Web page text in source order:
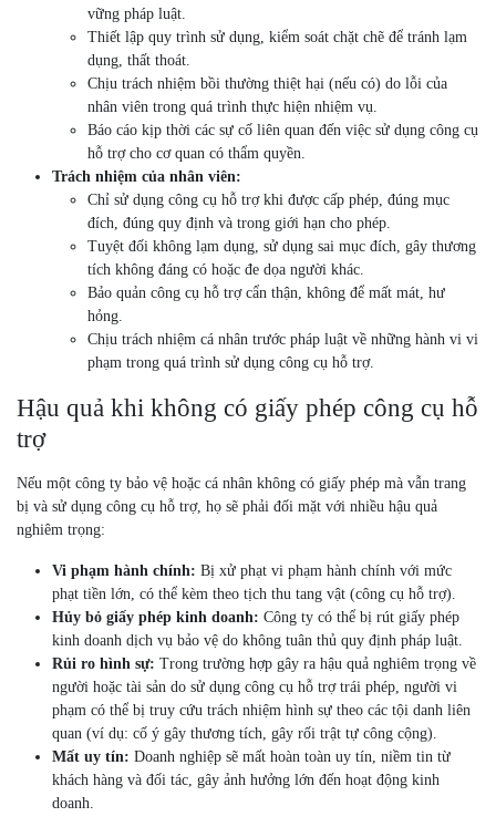
vững pháp luật.
Thiết lập quy trình sử dụng, kiểm soát chặt chẽ để tránh lạm
dụng, thất thoát.
Chịu trách nhiệm bồi thường thiệt hại (nếu có) do lỗi của
nhân viên trong quá trình thực hiện nhiệm vụ.
Báo cáo kịp thời các sự cố liên quan đến việc sử dụng công cụ
hỗ trợ cho cơ quan có thẩm quyền.
Trách nhiệm của nhân viên:
Chỉ sử dụng công cụ hỗ trợ khi được cấp phép, đúng mục
đích, đúng quy định và trong giới hạn cho phép.
Tuyệt đối không lạm dụng, sử dụng sai mục đích, gây thương
tích không đáng có hoặc đe dọa người khác.
Bảo quản công cụ hỗ trợ cẩn thận, không để mất mát, hư
hỏng.
Chịu trách nhiệm cá nhân trước pháp luật về những hành vi vi
phạm trong quá trình sử dụng công cụ hỗ trợ.
Hậu quả khi không có giấy phép công cụ hỗ
trợ
Nếu một công ty bảo vệ hoặc cá nhân không có giấy phép mà vẫn trang
bị và sử dụng công cụ hỗ trợ, họ sẽ phải đối mặt với nhiều hậu quả
nghiêm trọng:
Vi phạm hành chính: Bị xử phạt vi phạm hành chính với mức
phạt tiền lớn, có thể kèm theo tịch thu tang vật (công cụ hỗ trợ).
Hủy bỏ giấy phép kinh doanh: Công ty có thể bị rút giấy phép
kinh doanh dịch vụ bảo vệ do không tuân thủ quy định pháp luật.
Rủi ro hình sự: Trong trường hợp gây ra hậu quả nghiêm trọng về
người hoặc tài sản do sử dụng công cụ hỗ trợ trái phép, người vi
phạm có thể bị truy cứu trách nhiệm hình sự theo các tội danh liên
quan (ví dụ: cố ý gây thương tích, gây rối trật tự công cộng).
Mất uy tín: Doanh nghiệp sẽ mất hoàn toàn uy tín, niềm tin từ
khách hàng và đối tác, gây ảnh hưởng lớn đến hoạt động kinh
doanh.